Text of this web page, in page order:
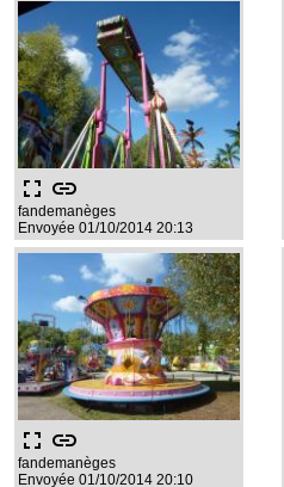
fullscreen link
fandemanèges
Envoyée 01/10/2014 20:13
fullscreen link
fandemanèges
Envoyée 01/10/2014 20:10